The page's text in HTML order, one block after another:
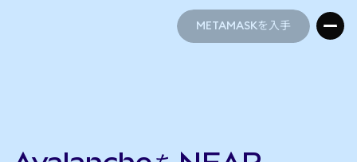
METAMASKを入手